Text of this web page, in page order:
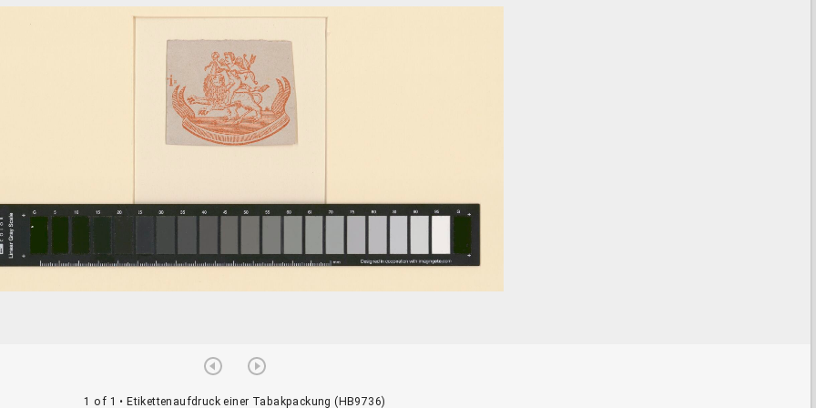
1 of 1 • Etikettenaufdruck einer Tabakpackung (HB9736)